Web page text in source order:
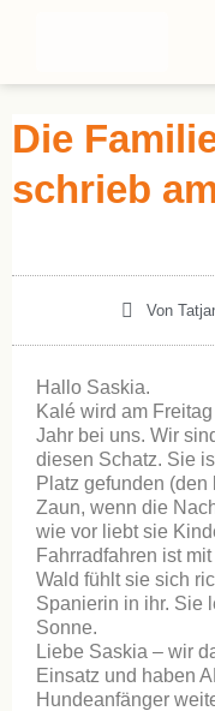
Die
schrieb
Von
Hallo Saskia.
Kalé wird am
Jahr bei uns. Wir
diesen Schatz. Sie
Platz gefunden
Zaun, wenn die
wie vor liebt sie
Fahrradfahren ist
Wald fühlt sie sich
Spanierin in ihr. Sie
Sonne.
Liebe Saskia – wir
Einsatz und haben
Hundeanfänger